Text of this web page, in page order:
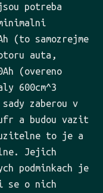
potreba
(to samozrejme
auta,
(overeno
600cm^3
zaberou v
a budou vazit
to je a
Jejich
podminkach je
se o nich